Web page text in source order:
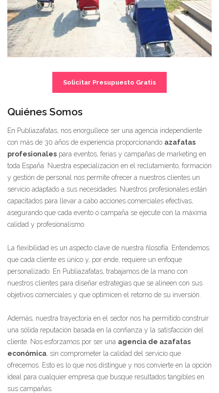
Solicitar Presupuesto Gratis
Quiénes Somos
En Publiazafatas, nos enorgullece ser una agencia independiente
con más de 30 años de experiencia proporcionando azafatas
profesionales para eventos, ferias y campañas de marketing en
toda España. Nuestra especialización en el reclutamiento, formación
y gestión de personal nos permite ofrecer a nuestros clientes un
servicio adaptado a sus necesidades. Nuestros profesionales están
capacitados para llevar a cabo acciones comerciales efectivas,
asegurando que cada evento o campaña se ejecute con la máxima
calidad y profesionalismo.
La flexibilidad es un aspecto clave de nuestra filosofía. Entendemos
que cada cliente es único y, por ende, requiere un enfoque
personalizado. En Publiazafatas, trabajamos de la mano con
nuestros clientes para diseñar estrategias que se alineen con sus
objetivos comerciales y que optimicen el retorno de su inversión.
Además, nuestra trayectoria en el sector nos ha permitido construir
una sólida reputación basada en la confianza y la satisfacción del
cliente. Nos esforzamos por ser una agencia de azafatas
económica, sin comprometer la calidad del servicio que
ofrecemos. Esto es lo que nos distingue y nos convierte en la opción
ideal para cualquier empresa que busque resultados tangibles en
sus campañas.